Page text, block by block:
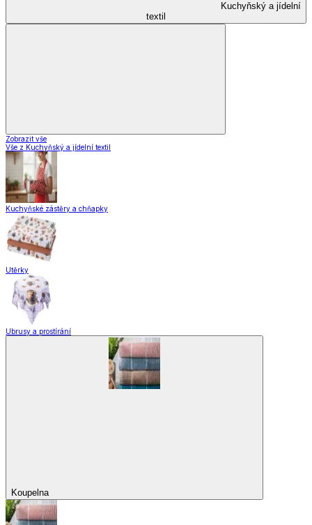
Kuchyňský a jídelní
textil
Zobrazit vše
Vše z Kuchyňský a jídelní textil
Kuchyňské zástěry a chňapky
Utěrky
Ubrusy a prostírání
Koupelna